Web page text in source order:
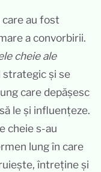
care au fost
a convorbirii.
cheie ale
și se
care depășesc
le și influențeze.
cheie s-au
lung în care
întreține și